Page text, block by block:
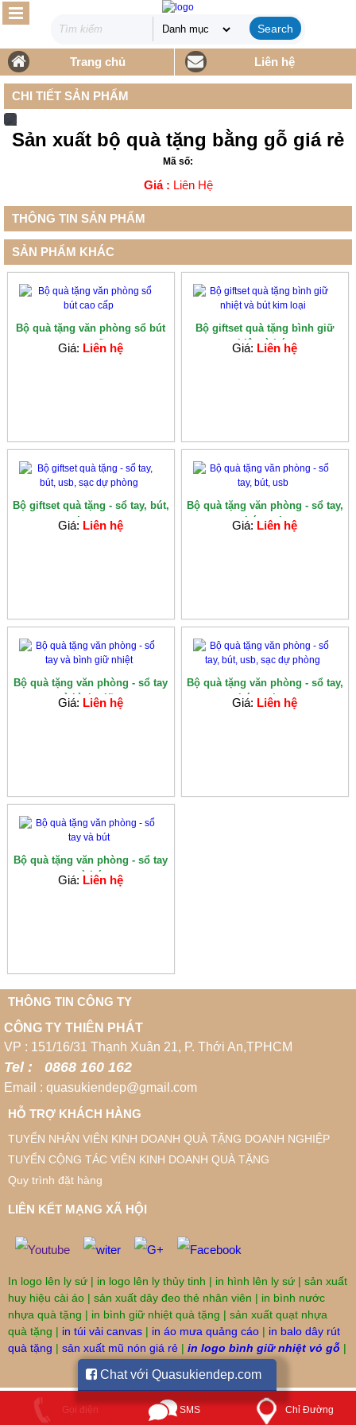
Search
Trang chủ Liên hệ
CHI TIẾT SẢN PHẨM
Sản xuất bộ quà tặng bằng gỗ giá rẻ
Mã số:
Giá : Liên Hệ
THÔNG TIN SẢN PHẨM
SẢN PHẨM KHÁC
Bộ quà tặng văn phòng sổ bút
cao cấp
Giá: Liên hệ
Bộ giftset quà tặng bình giữ
nhiệt và bút...
Giá: Liên hệ
Bộ giftset quà tặng - sổ tay, bút,
usb, sạc...
Giá: Liên hệ
Bộ quà tặng văn phòng - sổ tay,
bút, usb
Giá: Liên hệ
Bộ quà tặng văn phòng - sổ tay
và bình giữ...
Giá: Liên hệ
Bộ quà tặng văn phòng - sổ tay,
bút, usb,...
Giá: Liên hệ
Bộ quà tặng văn phòng - sổ tay
và bút
Giá: Liên hệ
THÔNG TIN CÔNG TY
CÔNG TY THIÊN PHÁT
VP : 151/16/31 Thạnh Xuân 21, P. Thới An,TPHCM
Tel : 0868 160 162
Email : quasukiendep@gmail.com
HỖ TRỢ KHÁCH HÀNG
TUYỂN NHÂN VIÊN KINH DOANH QUÀ TẶNG DOANH NGHIỆP
TUYỂN CỘNG TÁC VIÊN KINH DOANH QUÀ TẶNG
Quy trình đặt hàng
LIÊN KẾT MẠNG XÃ HỘI
In logo lên ly sứ | in logo lên ly thủy tinh | in hình lên ly sứ | sản xuất
huy hiệu cài áo | sản xuất dây đeo thẻ nhân viên | in bình nước
nhựa quà tặng | in bình giữ nhiệt quà tặng | sản xuất quạt nhựa
quà tặng | in túi vải canvas | in áo mưa quảng cáo | in balo dây rút
quà tặng | sản xuất mũ nón giá rẻ | in logo bình giữ nhiệt vỏ gỗ |
Gọi điện SMS Chỉ Đường
Chat với Quasukiendep.com